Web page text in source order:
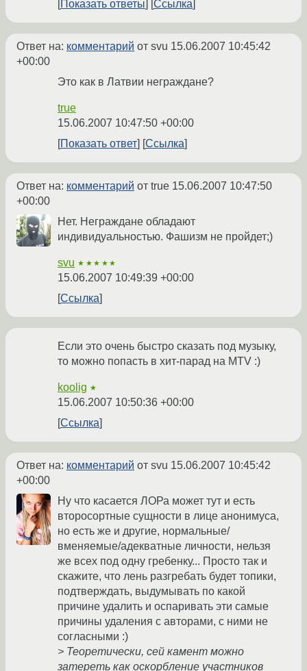
Показать ответы Ссылка
Ответ на: комментарий от svu 15.06.2007 10:45:42
+00:00
Это как в Латвии неграждане?
true
15.06.2007 10:47:50 +00:00
Показать ответ
Ссылка
Ответ на: комментарий от true 15.06.2007 10:47:50
+00:00
Нет. Неграждане обладают
индивидуальностью. Фашизм не пройдет;)
svu ★★★★★
15.06.2007 10:49:39 +00:00
Ссылка
Если это очень быстро сказать под музыку,
то можно попасть в хит-парад на MTV :)
koolig ★
15.06.2007 10:50:36 +00:00
Ссылка
Ответ на: комментарий от svu 15.06.2007 10:45:42
+00:00
Ну что касается ЛОРа может тут и есть
второсортные сущности в лице анонимуса,
но есть же и другие, нормальные/
вменяемые/адекватные личности, нельзя
же всех под одну гребенку... Просто так и
скажите, что лень разгребать будет топики,
подтверждать, выдумывать по какой
причине удалить и оспаривать эти самые
причины удаления с авторами, с ними не
согласными :)
> Теоретически, сей камент можно
затереть как оскорбление участников